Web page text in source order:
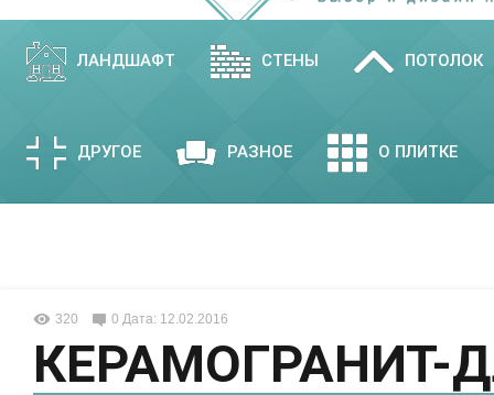
ЛАНДШАФТ СТЕНЫ ПОТОЛОК
ДРУГОЕ РАЗНОЕ О ПЛИТКЕ
320 0 Дата: 12.02.2016
КЕРАМОГРАНИТ-